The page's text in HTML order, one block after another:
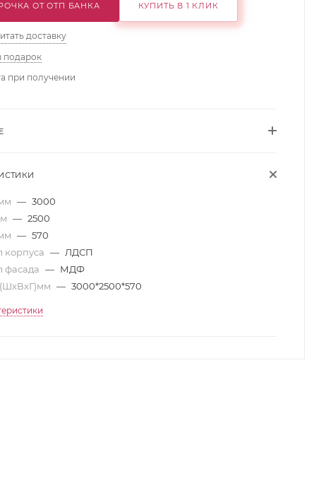
ОТ ОТП БАНКА КУПИТЬ В 1 КЛИК
доставку
подарок
при получении
— 3000
— 2500
— 570
корпуса — ЛДСП
фасада — МДФ
— 3000*2500*570